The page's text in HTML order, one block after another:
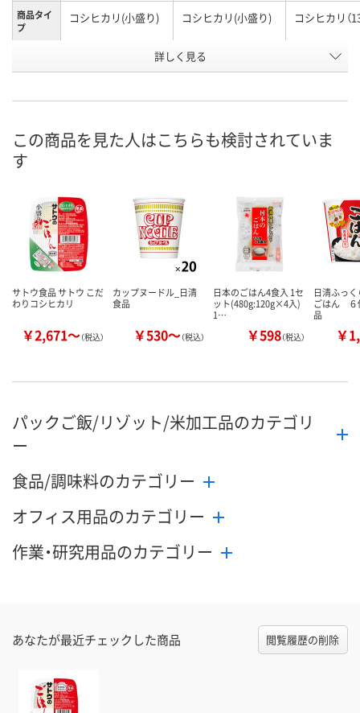
商品タイ
プ
コシヒカリ(小盛り) コシヒカリ(小盛り) コシヒカリ（
8096699 E344091
した
カ
詳しく見る
この商品を見た人はこちらも検討されていま
す
サトウ食品 サトウ こだ
わりコシヒカリ
￥2,671～（税込）
カップヌードル_日清
食品
￥530～（税込）
日本のごはん4食入 1セ
ット(480g:120g×4入)
1…
￥598（税込）
日清ふっ
ごはん
品
￥
パックご飯/リゾット/米加工品のカテゴリ
ー
食品/調味料のカテゴリー
オフィス用品のカテゴリー
作業・研究用品のカテゴリー
あなたが最近チェックした商品 閲覧履歴の削除